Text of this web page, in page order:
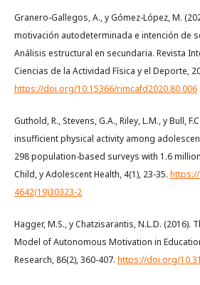
Granero-Gallegos, A., y Gómez-López, M.
motivación autodeterminada e intención de
Análisis estructural en secundaria. Revista
Ciencias de la Actividad Física y el Deporte,
https://doi.org/10.15366/rimcafd2020.80.006
Guthold, R., Stevens, G.A., Riley, L.M., y Bull,
insufficient physical activity among
298 population-based surveys with 1.6
Child, y Adolescent Health, 4(1), 23-35.
4642(19)30323-2
Hagger, M.S., y Chatzisarantis, N.L.D. (2016).
Model of Autonomous Motivation in
Research, 86(2), 360-407. https://doi.org/